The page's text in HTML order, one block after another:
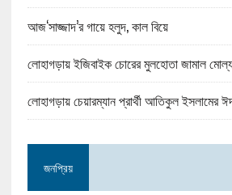
আজ‘সাজ্জাদ’র গায়ে হলুদ, কাল বিয়ে
লোহাগড়ায় ইজিবাইক চোরের মুলহোতা জামাল
লোহাগড়ায় চেয়ারম্যান প্রার্থী আতিকুল ইসলামের
জনপ্রিয়